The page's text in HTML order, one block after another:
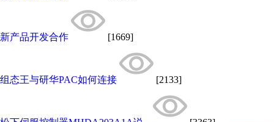
新产品开发合作 [1669]
组态王与研华PAC如何连接 [2133]